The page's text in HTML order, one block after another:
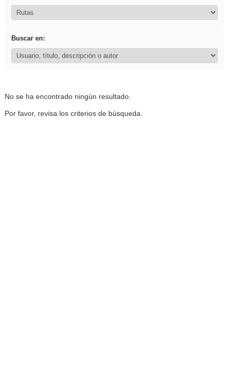
Buscar en:
No se ha encontrado ningún resultado.
Por favor, revisa los criterios de búsqueda.